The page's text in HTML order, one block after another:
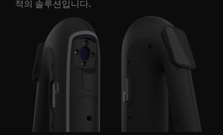
적의 솔루션입니다.